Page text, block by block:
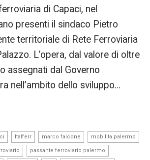
di Capaci, nel
presenti il sindaco Pietro
territoriale di Rete Ferroviaria
L’opera, dal valore di oltre
assegnati dal Governo
nell’ambito dello sviluppo…
Italferr marco falcone mobilita palermo
passante ferroviario palermo